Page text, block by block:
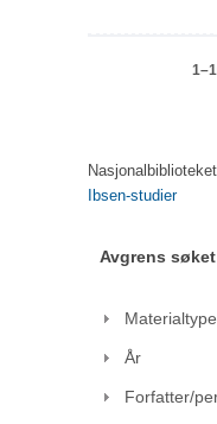
Ibsen-studier
Avgrens søket
År
Forfatter/